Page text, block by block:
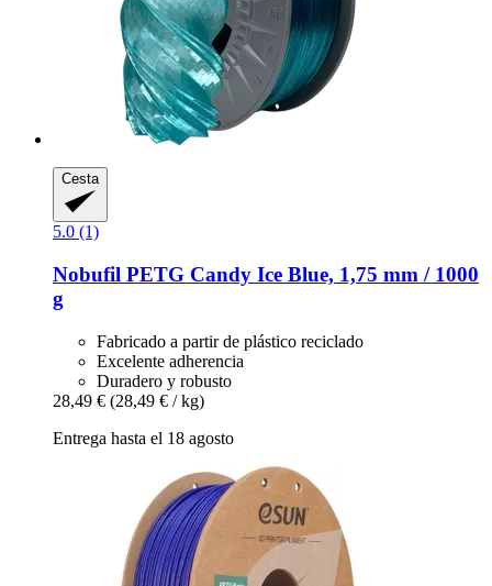
Cesta
5.0 (1)
Nobufil PETG Candy Ice Blue, 1,75 mm / 1000
g
Fabricado a partir de plástico reciclado
Excelente adherencia
Duradero y robusto
28,49 € (28,49 € / kg)
Entrega hasta el 18 agosto